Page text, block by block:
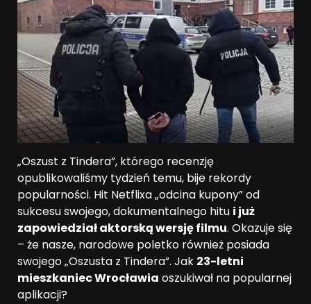
„Oszust z Tindera”, którego recenzję
opublikowaliśmy tydzień temu, bije rekordy
popularności. Hit Netflixa „odcina kupony” od
sukcesu swojego, dokumentalnego hitu i już
zapowiedział aktorską wersję filmu. Okazuje się
– że nasze, narodowe poletko również posiada
swojego „Oszusta z Tindera”. Jak 23-letni
mieszkaniec Wrocławia oszukiwał na popularnej
aplikacji?